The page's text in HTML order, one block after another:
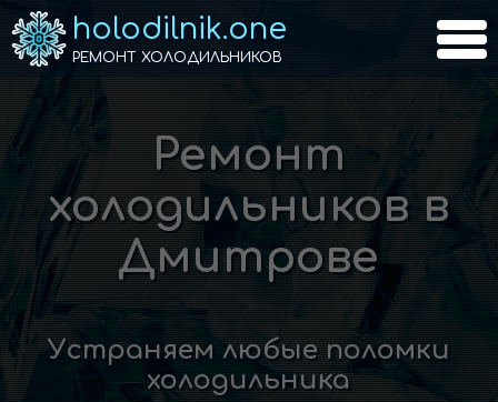
holodilnik.one
РЕМОНТ ХОЛОДИЛЬНИКОВ
Ремонт
холодильников в
Дмитрове
Устраняем любые поломки
холодильника